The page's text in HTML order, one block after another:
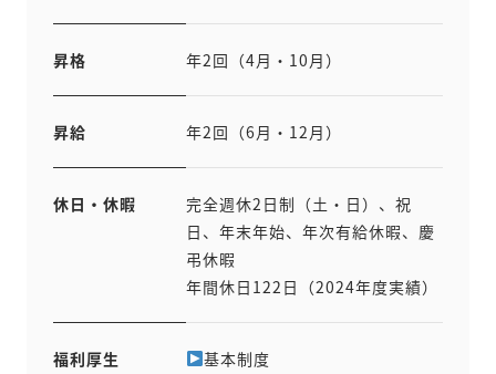
昇格 年2回（4月・10月）
昇給 年2回（6月・12月）
休日・休暇
完全週休2日制（土・日）、祝
日、年末年始、年次有給休暇、慶
弔休暇
年間休日122日（2024年度実績）
福利厚生
基本制度